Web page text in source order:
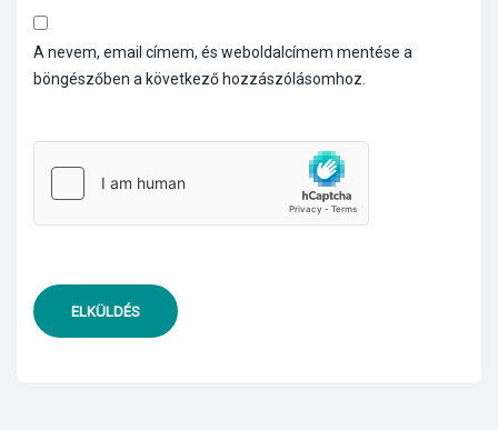
A nevem, email címem, és weboldalcímem mentése a
böngészőben a következő hozzászólásomhoz.
ELKÜLDÉS